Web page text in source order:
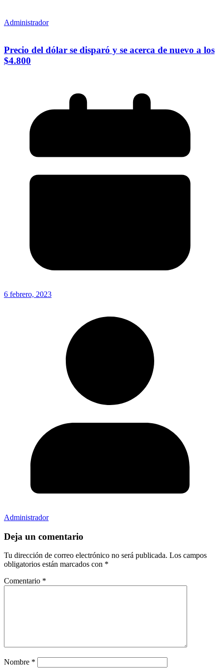
Administrador
Precio del dólar se disparó y se acerca de nuevo a los
$4.800
6 febrero, 2023
Administrador
Deja un comentario
Tu dirección de correo electrónico no será publicada. Los campos
obligatorios están marcados con *
Comentario *
Nombre *